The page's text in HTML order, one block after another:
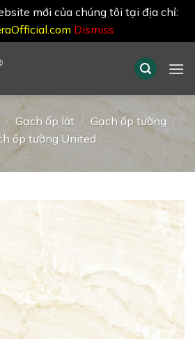
mới của chúng tôi tại địa chỉ:
Dismiss
/ Gạch ốp lát / Gạch ốp tường /
ốp tường United